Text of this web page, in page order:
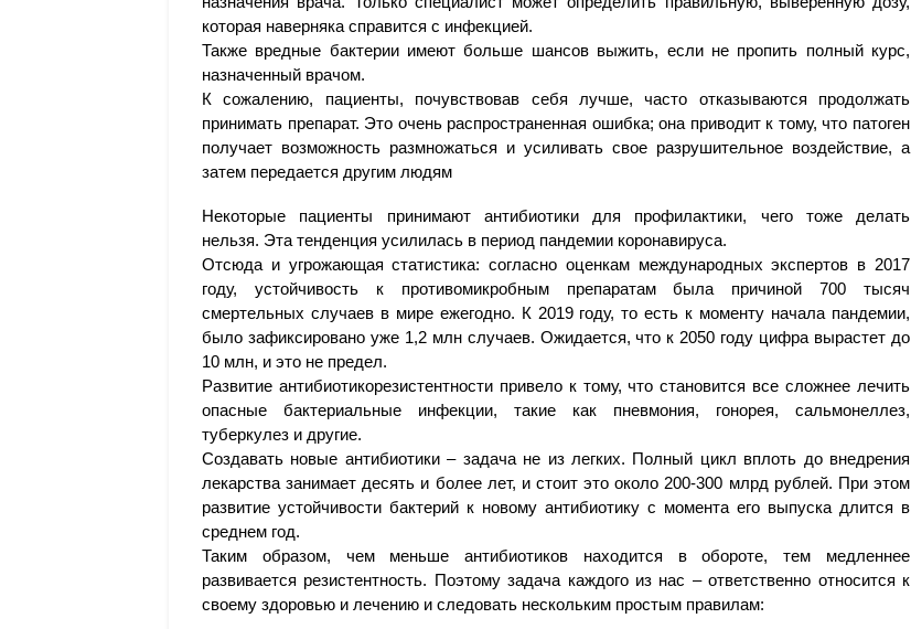
которая наверняка справится с инфекцией.
Также вредные бактерии имеют больше шансов выжить, если не пропить полный курс,
назначенный врачом.
К сожалению, пациенты, почувствовав себя лучше, часто отказываются продолжать
принимать препарат. Это очень распространенная ошибка; она приводит к тому, что патоген
получает возможность размножаться и усиливать свое разрушительное воздействие, а
затем передается другим людям
Некоторые пациенты принимают антибиотики для профилактики, чего тоже делать
нельзя. Эта тенденция усилилась в период пандемии коронавируса.
Отсюда и угрожающая статистика: согласно оценкам международных экспертов в 2017
году, устойчивость к противомикробным препаратам была причиной 700 тысяч
смертельных случаев в мире ежегодно. К 2019 году, то есть к моменту начала пандемии,
было зафиксировано уже 1,2 млн случаев. Ожидается, что к 2050 году цифра вырастет до
10 млн, и это не предел.
Развитие антибиотикорезистентности привело к тому, что становится все сложнее лечить
опасные бактериальные инфекции, такие как пневмония, гонорея, сальмонеллез,
туберкулез и другие.
Создавать новые антибиотики – задача не из легких. Полный цикл вплоть до внедрения
лекарства занимает десять и более лет, и стоит это около 200-300 млрд рублей. При этом
развитие устойчивости бактерий к новому антибиотику с момента его выпуска длится в
среднем год.
Таким образом, чем меньше антибиотиков находится в обороте, тем медленнее
развивается резистентность. Поэтому задача каждого из нас – ответственно относится к
своему здоровью и лечению и следовать нескольким простым правилам: